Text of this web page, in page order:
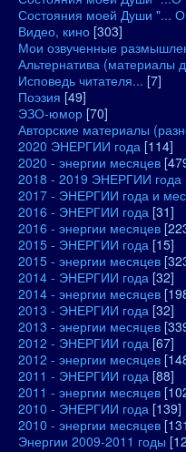
Состояния моей Души "...
Видео, кино [303]
Мои озвученные
Альтернатива (материалы
Исповедь читателя... [7]
Поэзия [49]
ЭЗО-юмор [70]
Авторские материалы
2020 ЭНЕРГИИ года [114]
2020 - энергии месяцев
2018 - 2019 ЭНЕРГИИ года
2017 - ЭНЕРГИИ года и
2016 - ЭНЕРГИИ года [31]
2016 - энергии месяцев
2015 - ЭНЕРГИИ года [15]
2015 - энергии месяцев
2014 - ЭНЕРГИИ года [32]
2014 - энергии месяцев
2013 - ЭНЕРГИИ года [32]
2013 - энергии месяцев
2012 - ЭНЕРГИИ года [67]
2012 - энергии месяцев
2011 - ЭНЕРГИИ года [88]
2011 - энергии месяцев
2010 - ЭНЕРГИИ года [139]
2010 - энергии месяцев
Энергии 2009-2011 годы